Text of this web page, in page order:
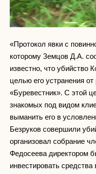
«Протокол явки с
которому Земцов Д.А.
известно, что убийство
целью его устранения
«Буревестник». С этой
знакомых под видом
выманить его в
Безруков совершили
организовал собрание
Федосеева директором
инвестировать